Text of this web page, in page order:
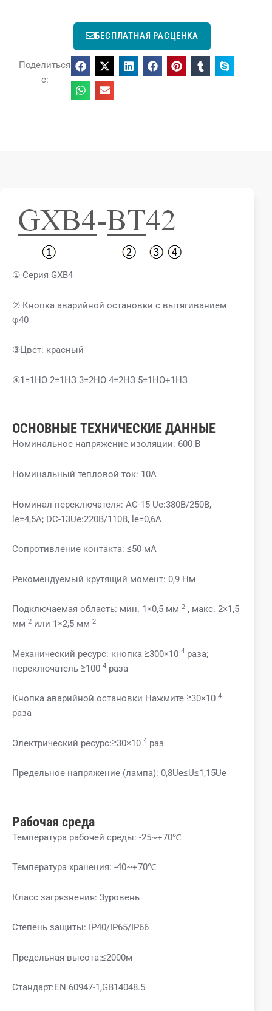
БЕСПЛАТНАЯ РАСЦЕНКА
Поделиться
с:
① Серия GXB4
② Кнопка аварийной остановки с вытягиванием
φ40
③Цвет: красный
④1=1НО 2=1НЗ 3=2НО 4=2НЗ 5=1НО+1НЗ
ОСНОВНЫЕ ТЕХНИЧЕСКИЕ ДАННЫЕ
Номинальное напряжение изоляции: 600 В
Номинальный тепловой ток: 10А
Номинал переключателя: AC-15 Ue:380В/250В,
le=4,5A; DC-13Ue:220В/110В, le=0,6A
Сопротивление контакта: ≤50 мА
Рекомендуемый крутящий момент: 0,9 Нм
Подключаемая область: мин. 1×0,5 мм 2 , макс. 2×1,5
мм 2 или 1×2,5 мм 2
Механический ресурс: кнопка ≥300×10 4 раза;
переключатель ≥100 4 раза
Кнопка аварийной остановки Нажмите ≥30×10 4
раза
Электрический ресурс:≥30×10 4 раз
Предельное напряжение (лампа): 0,8Ue≤U≤1,15Ue
Рабочая среда
Температура рабочей среды: -25~+70℃
Температура хранения: -40~+70℃
Класс загрязнения: 3уровень
Степень защиты: IP40/IP65/IP66
Предельная высота:≤2000м
Стандарт:EN 60947-1,GB14048.5